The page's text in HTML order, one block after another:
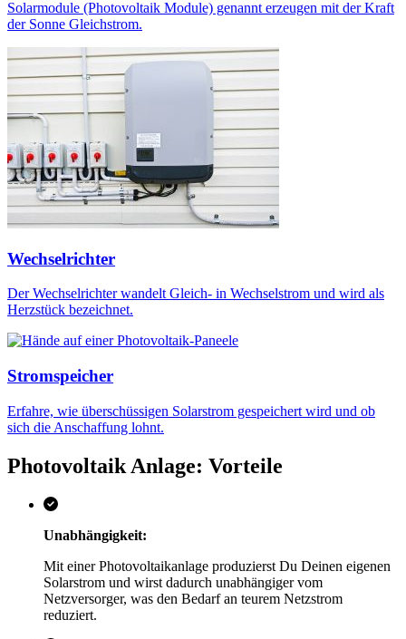
Solarmodule (Photovoltaik Module) genannt erzeugen mit der Kraft
der Sonne Gleichstrom.
Wechselrichter
Der Wechselrichter wandelt Gleich- in Wechselstrom und wird als
Herzstück bezeichnet.
Stromspeicher
Erfahre, wie überschüssigen Solarstrom gespeichert wird und ob
sich die Anschaffung lohnt.
Photovoltaik Anlage: Vorteile
Unabhängigkeit:
Mit einer Photovoltaikanlage produzierst Du Deinen eigenen
Solarstrom und wirst dadurch unabhängiger vom
Netzversorger, was den Bedarf an teurem Netzstrom
reduziert.